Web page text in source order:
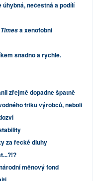
nečestná a podílí
a xenofobni
snadno a rychle.
zřejmě dopadne špatně
triku výrobců, neboli
za řecké dluhy
měnový fond